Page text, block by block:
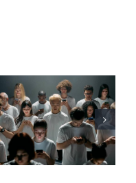
Consejos
para crear
anuncios
atractivos
en
Facebook